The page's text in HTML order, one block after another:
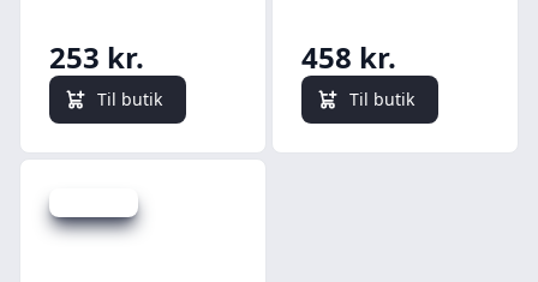
253 kr.
Til butik
458 kr.
Til butik